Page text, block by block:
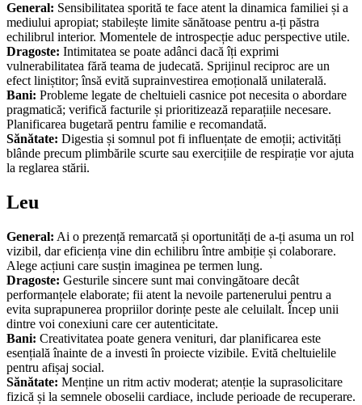
General: Sensibilitatea sporită te face atent la dinamica familiei și a
mediului apropiat; stabilește limite sănătoase pentru a-ți păstra
echilibrul interior. Momentele de introspecție aduc perspective utile.
Dragoste: Intimitatea se poate adânci dacă îți exprimi
vulnerabilitatea fără teama de judecată. Sprijinul reciproc are un
efect liniștitor; însă evită suprainvestirea emoțională unilaterală.
Bani: Probleme legate de cheltuieli casnice pot necesita o abordare
pragmatică; verifică facturile și prioritizează reparațiile necesare.
Planificarea bugetară pentru familie e recomandată.
Sănătate: Digestia și somnul pot fi influențate de emoții; activități
blânde precum plimbările scurte sau exercițiile de respirație vor ajuta
la reglarea stării.
Leu
General: Ai o prezență remarcată și oportunități de a-ți asuma un rol
vizibil, dar eficiența vine din echilibru între ambiție și colaborare.
Alege acțiuni care susțin imaginea pe termen lung.
Dragoste: Gesturile sincere sunt mai convingătoare decât
performanțele elaborate; fii atent la nevoile partenerului pentru a
evita suprapunerea propriilor dorințe peste ale celuilalt. Încep unii
dintre voi conexiuni care cer autenticitate.
Bani: Creativitatea poate genera venituri, dar planificarea este
esențială înainte de a investi în proiecte vizibile. Evită cheltuielile
pentru afișaj social.
Sănătate: Menține un ritm activ moderat; atenție la suprasolicitare
fizică și la semnele oboselii cardiace, include perioade de recuperare.